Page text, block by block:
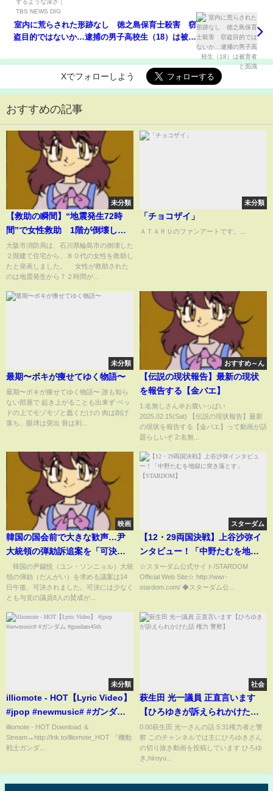
室内に荒らされた形跡なし 徳之島保育士殺害 窃
盗目的ではないか…逮捕の男子高校生（18）は被害
Xでフォローしよう
おすすめの記事
未分類
【救助の瞬間】“地震発生72時
間”で女性救助 1階が倒壊した
住宅から 意識あり病院搬送
【石川・輪島市】
大阪市消防局は、石川県輪島市の倒壊した
２階建て住宅から、８０代の女性を救助し
たと発表しました。 女性が救助された
のは地震発生から７２時間が...
未分類
「チョコザイ」
ＡＴＡＲＵのファンアートです。...
未分類
最期〜ボキが痩せてゆく物語〜
最期〜ボキが痩せてゆく物語〜 誰も知ら
ない部屋で 起き上がることも出来ず ベッ
ドの上でモゾモゾと蠢くだけの 肉は削げ
落ち、眼球は突出 骨は剥...
おすすめ～ん
【伝説の現状報告】最新の現状
を報告する【金バエ】
1:名無しさん＠お腹いっぱい
2025.02.15(Sat) 【伝説の現状報告】最新
の現状を報告する【金バエ】って動画が話
題らしいぞ 2:名無...
映画
韓国の国会前で大きな歓声…尹
大統領の弾劾訴追案を「可決」
【スーパーJチャンネル】(2024
年12月14日)
韓国の尹錫悦（ユン・ソンニョル）大統
領の弾劾（だんがい）を求める議案は14
日午後、可決されました。可決には少なく
とも与党の議員8人の賛成が...
スターダム
【12・29両国決戦】上谷沙弥イ
ンタビュー！「中野たむを地獄
に突き落とす」【STARDOM】
☆スターダム公式サイト/STARDOM
Official Web Site☆ http://wwr-
stardom.com/ ◆スターダム公...
未分類
illiomote - HOT【Lyric Video】
#jpop #newmusic# #ガンダム
#gundam45th
illiomote - HOT Download ＆
Stream→http://lnk.to/illiomote_HOT 『機動
戦士ガンダ...
社会
萩生田 光一議員 正直言います
【ひろゆきが訴えられかけた話
権力 警察】
0:00萩生田 光一さんの話 5:31権力者と警
察 このチャンネルでは主にひろゆきさん
の切り抜き動画を投稿しています ひろゆ
き,hiroyu...